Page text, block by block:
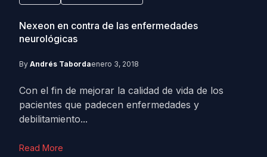
Nexeon en contra de las enfermedades
neurológicas
By Andrés Tabordaenero 3, 2018
Con el fin de mejorar la calidad de vida de los
pacientes que padecen enfermedades y
debilitamiento...
Read More